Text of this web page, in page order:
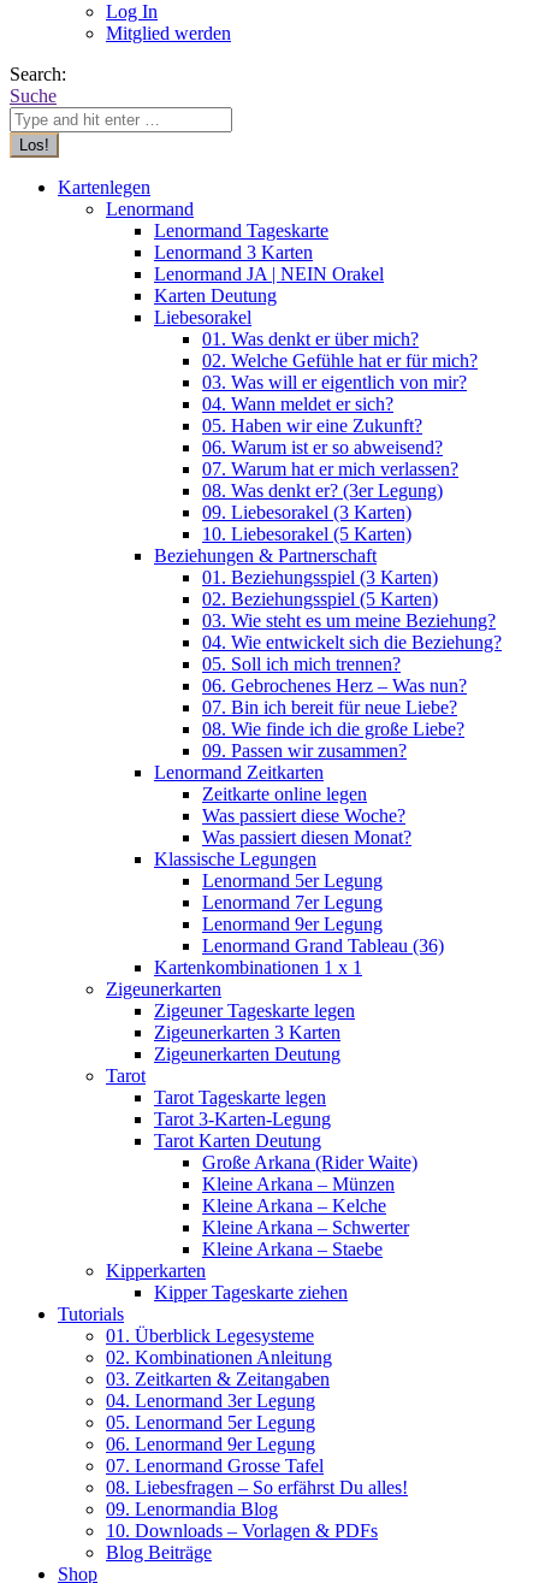
Log In
Mitglied werden
Search:
Suche
Kartenlegen
Lenormand
Lenormand Tageskarte
Lenormand 3 Karten
Lenormand JA | NEIN Orakel
Karten Deutung
Liebesorakel
01. Was denkt er über mich?
02. Welche Gefühle hat er für mich?
03. Was will er eigentlich von mir?
04. Wann meldet er sich?
05. Haben wir eine Zukunft?
06. Warum ist er so abweisend?
07. Warum hat er mich verlassen?
08. Was denkt er? (3er Legung)
09. Liebesorakel (3 Karten)
10. Liebesorakel (5 Karten)
Beziehungen & Partnerschaft
01. Beziehungsspiel (3 Karten)
02. Beziehungsspiel (5 Karten)
03. Wie steht es um meine Beziehung?
04. Wie entwickelt sich die Beziehung?
05. Soll ich mich trennen?
06. Gebrochenes Herz – Was nun?
07. Bin ich bereit für neue Liebe?
08. Wie finde ich die große Liebe?
09. Passen wir zusammen?
Lenormand Zeitkarten
Zeitkarte online legen
Was passiert diese Woche?
Was passiert diesen Monat?
Klassische Legungen
Lenormand 5er Legung
Lenormand 7er Legung
Lenormand 9er Legung
Lenormand Grand Tableau (36)
Kartenkombinationen 1 x 1
Zigeunerkarten
Zigeuner Tageskarte legen
Zigeunerkarten 3 Karten
Zigeunerkarten Deutung
Tarot
Tarot Tageskarte legen
Tarot 3-Karten-Legung
Tarot Karten Deutung
Große Arkana (Rider Waite)
Kleine Arkana – Münzen
Kleine Arkana – Kelche
Kleine Arkana – Schwerter
Kleine Arkana – Staebe
Kipperkarten
Kipper Tageskarte ziehen
Tutorials
01. Überblick Legesysteme
02. Kombinationen Anleitung
03. Zeitkarten & Zeitangaben
04. Lenormand 3er Legung
05. Lenormand 5er Legung
06. Lenormand 9er Legung
07. Lenormand Grosse Tafel
08. Liebesfragen – So erfährst Du alles!
09. Lenormandia Blog
10. Downloads – Vorlagen & PDFs
Blog Beiträge
Shop